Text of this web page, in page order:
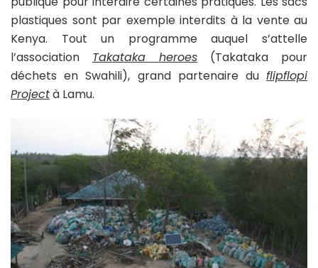
plastiques sont par exemple interdits à la vente au
Kenya. Tout un programme auquel s’attelle
l’association Takataka heroes (Takataka pour
déchets en Swahili), grand partenaire du flipflopi
Projectà Lamu.